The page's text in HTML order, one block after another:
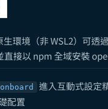
12 OpenClaw
14
環境（非 WSL2）可
直接以 npm 全域安裝
進入互動式設定
配置